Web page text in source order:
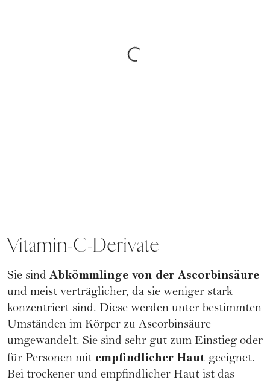
Vitamin-C-Derivate
Sie sind Abkömmlinge von der Ascorbinsäure
und meist verträglicher, da sie weniger stark
konzentriert sind. Diese werden unter bestimmten
Umständen im Körper zu Ascorbinsäure
umgewandelt. Sie sind sehr gut zum Einstieg oder
für Personen mit empfindlicher Haut geeignet.
Bei trockener und empfindlicher Haut ist das